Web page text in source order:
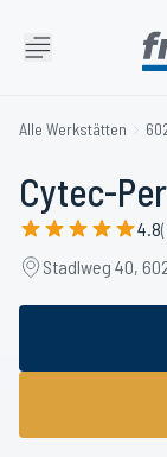
Alle Werkstätten
Cytec-
4.8
Stadlweg 40,